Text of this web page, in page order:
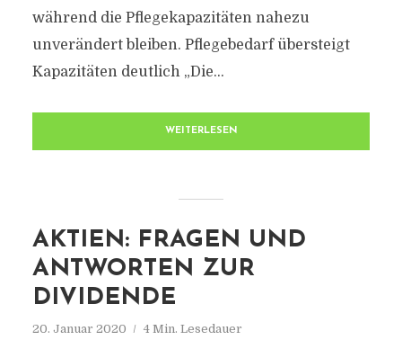
während die Pflegekapazitäten nahezu
unverändert bleiben. Pflegebedarf übersteigt
Kapazitäten deutlich „Die...
WEITERLESEN
AKTIEN: FRAGEN UND
ANTWORTEN ZUR
DIVIDENDE
20. Januar 2020 4 Min. Lesedauer